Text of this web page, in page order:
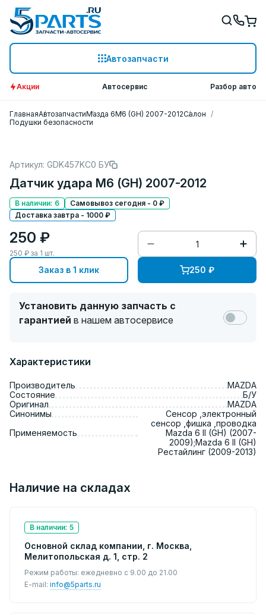
Автозапчасти
Акции Автосервис Разбор авто
ГлавнаяАвтозапчастиМазда 6M6 (GH) 2007-2012Салон
Подушки безопасности
Артикул: GDK457KC0 БУ
Датчик удара M6 (GH) 2007-2012
В наличии: 6
Самовывоз сегодня - 0 ₽
Доставка завтра - 1000 ₽
250 ₽
250 ₽ за 1 шт.
Заказ в 1 клик 250 ₽
Установить данную запчасть с
гарантией в нашем автосервисе
Характеристики
Производитель
MAZDA
Состояние
Б/У
Оригинал
MAZDA
Синонимы
Сенсор ,электронный
сенсор ,фишка ,проводка
Применяемость
Mazda 6 II (GH) (2007-
2009);Mazda 6 II (GH)
Рестайлинг (2009-2013)
Наличие на складах
В наличии: 5
Основной склад компании, г. Москва,
Мелитопольская д. 1, стр. 2
Режим работы: ежедневно с 9.00 до 21.00
E-mail: info@5parts.ru